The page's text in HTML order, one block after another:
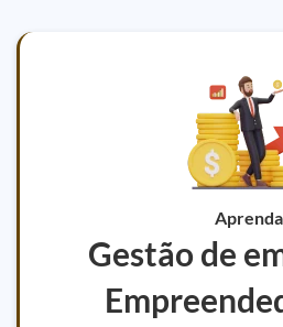
Aprenda
Gestão de